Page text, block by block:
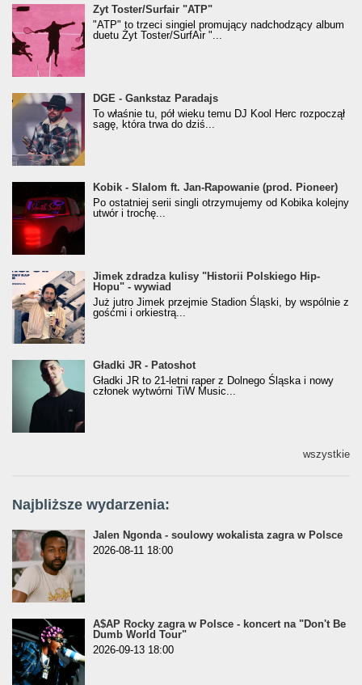
Żyt Toster/SurfAir - ATP VIDEO
Żyt Toster/Surfair "ATP"
"ATP" to trzeci singiel promujący nadchodzący album
duetu Żyt Toster/SurfAir "...
donGURALesko z nagrodą za
Klasyczny/Trueschoolowy Album Roku
(Popkillery 2023)
DGE - Gankstaz Paradajs
To właśnie tu, pół wieku temu DJ Kool Herc rozpoczął
sagę, która trwa do dziś...
Kobik - Slalom ft. Jan-Rapowanie (prod. Pioneer)
[Official Music Visualiser]
Kobik - Slalom ft. Jan-Rapowanie (prod. Pioneer)
Po ostatniej serii singli otrzymujemy od Kobika kolejny
utwór i trochę...
Jimek zdradza kulisy "Historii Polskiego Hip-
Hopu" - wywiad
Jimek zdradza kulisy "Historii Polskiego Hip-
Hopu" - wywiad
Już jutro Jimek przejmie Stadion Śląski, by wspólnie z
gośćmi i orkiestrą...
Gładki JR - Patoshot
Gładki JR - Patoshot
Gładki JR to 21-letni raper z Dolnego Śląska i nowy
członek wytwórni TiW Music...
wszystkie
Najbliższe wydarzenia:
Jalen Ngonda - soulowy wokalista zagra w Polsce
2026-08-11 18:00
A$AP Rocky zagra w Polsce - koncert na "Don't Be
Dumb World Tour"
2026-09-13 18:00